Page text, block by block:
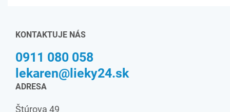
KONTAKTUJE NÁS
0911 080 058
lekaren@lieky24.sk
ADRESA
Štúrova 49